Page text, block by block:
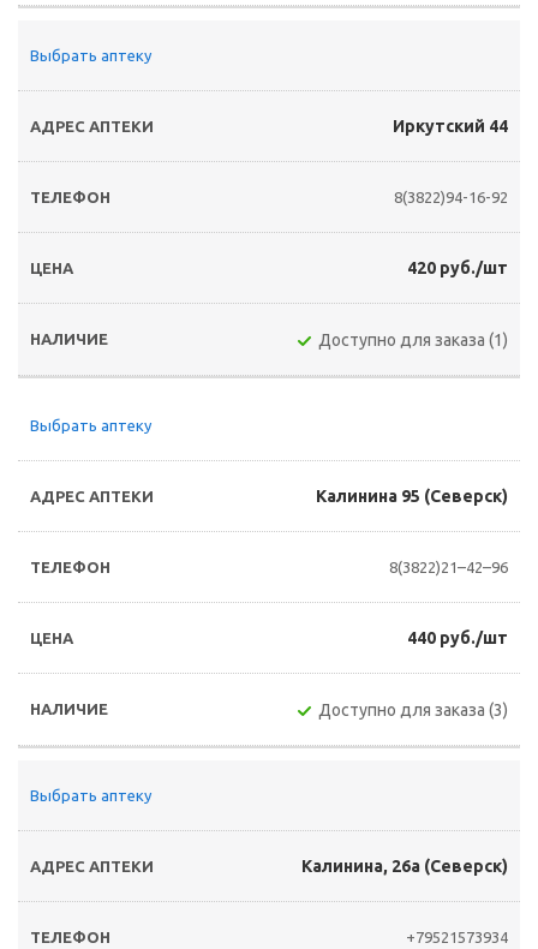
Выбрать аптеку
Иркутский 44
8(3822)94-16-92
420 руб./шт
Доступно для заказа (1)
Выбрать аптеку
Калинина 95 (Северск)
8(3822)21–42–96
440 руб./шт
Доступно для заказа (3)
Выбрать аптеку
Калинина, 26а (Северск)
+79521573934